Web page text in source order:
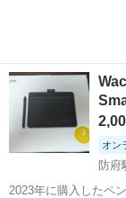
オン
防府
2023年に購入したペ